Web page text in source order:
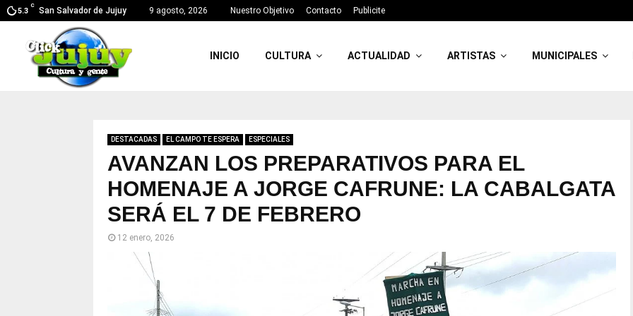
5.3
C
San Salvador de Jujuy 9 agosto, 2026 Nuestro Objetivo Contacto Publicite
INICIO CULTURA ACTUALIDAD ARTISTAS MUNICIPALES
DESTACADAS EL CAMPO TE ESPERA ESPECIALES
AVANZAN LOS PREPARATIVOS PARA EL
HOMENAJE A JORGE CAFRUNE: LA CABALGATA
SERÁ EL 7 DE FEBRERO
12 enero, 2026